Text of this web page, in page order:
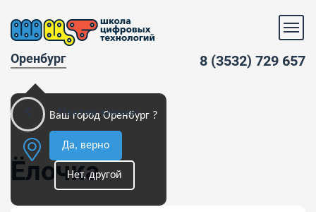
Оренбург
Ваш город Оренбург ?
Да, верно
Нет, другой
8 (3532) 729 657
Мастер-классы
Ёлочка